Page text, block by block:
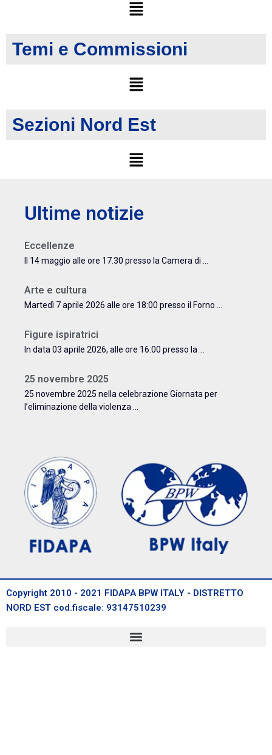
Temi e Commissioni
Sezioni Nord Est
Ultime notizie
Eccellenze
Il 14 maggio alle ore 17.30 presso la Camera di ...
Arte e cultura
Martedì 7 aprile 2026 alle ore 18:00 presso il Forno ...
Figure ispiratrici
In data 03 aprile 2026, alle ore 16:00 presso la ...
25 novembre 2025
25 novembre 2025 nella celebrazione Giornata per
l’eliminazione della violenza ...
Copyright 2010 - 2021 FIDAPA BPW ITALY - DISTRETTO
NORD EST cod.fiscale: 93147510239